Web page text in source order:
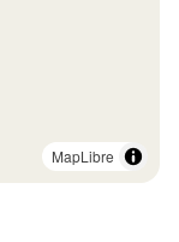
MapLibre